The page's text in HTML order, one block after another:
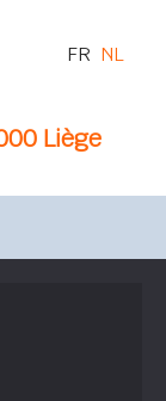
Liège
FR NL